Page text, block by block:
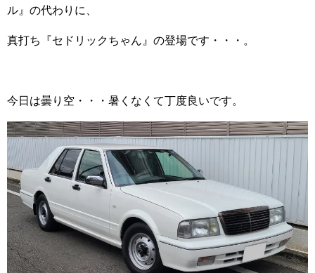
ル』の代わりに、
真打ち『セドリックちゃん』の登場です・・・。
今日は曇り空・・・暑くなくて丁度良いです。